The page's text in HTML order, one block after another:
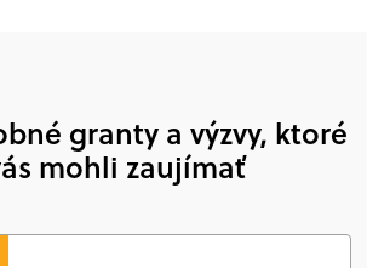
granty a výzvy, ktoré
mohli zaujímať